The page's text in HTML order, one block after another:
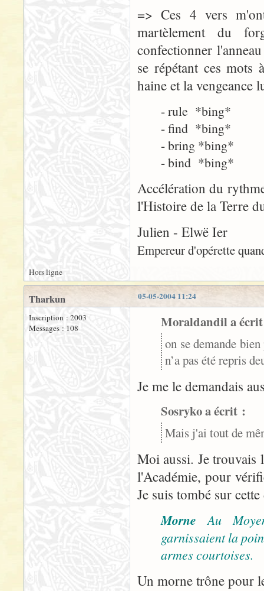
=> Ces 4 vers
martèlement du
confectionner
se répétant ces
haine et la vengeance
- rule *bing*
- find *bing*
- bring *bing*
- bind *bing*
Accélération du
l'Histoire de la Terre
Julien - Elwë Ier
Empereur d'opérette
Hors ligne
05-05-2004 11:24
Tharkun
Inscription : 2003
Messages : 108
Moraldandil a
on se demande
n’a pas été repris
Je me le demandais
Sosryko a écrit :
Mais j'ai tout de
Moi aussi. Je trouvais
l'Académie, pour
Je suis tombé sur
MorneAu
garnissaient la
armes courtoises.
Un morne trône pour